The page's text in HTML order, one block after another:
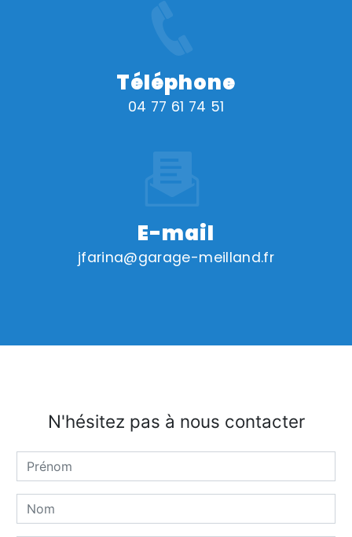
Téléphone
04 77 61 74 51
E-mail
jfarina@garage-meilland.fr
N'hésitez pas à nous contacter